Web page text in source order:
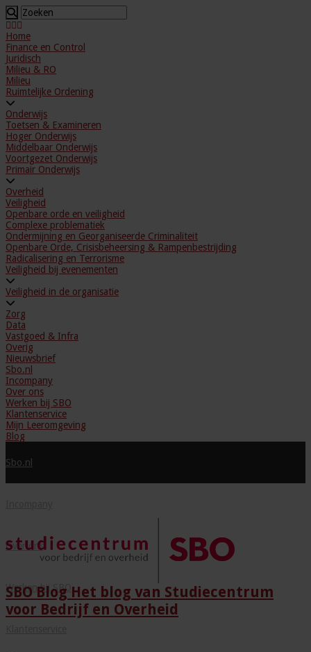
Home
Finance en Control
Juridisch
Milieu & RO
Milieu
Ruimtelijke Ordening
Onderwijs
Toetsen & Examineren
Hoger Onderwijs
Middelbaar Onderwijs
Voortgezet Onderwijs
Primair Onderwijs
Overheid
Veiligheid
Openbare orde en veiligheid
Complexe problematiek
Ondermijning en Georganiseerde Criminaliteit
Openbare Orde, Crisisbeheersing & Rampenbestrijding
Radicalisering en Terrorisme
Veiligheid bij evenementen
Veiligheid in de organisatie
Zorg
Data
Vastgoed & Infra
Overig
Nieuwsbrief
Sbo.nl
Incompany
Over ons
Werken bij SBO
Klantenservice
Mijn Leeromgeving
Blog
Sbo.nl
Over ons
Werken bij SBO
SBO Blog Het blog van Studiecentrum
voor Bedrijf en Overheid